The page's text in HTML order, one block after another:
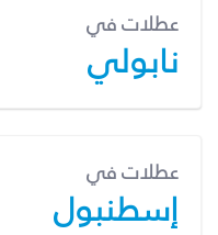
عطلات في
نابولي
عطلات في
إسطنبول